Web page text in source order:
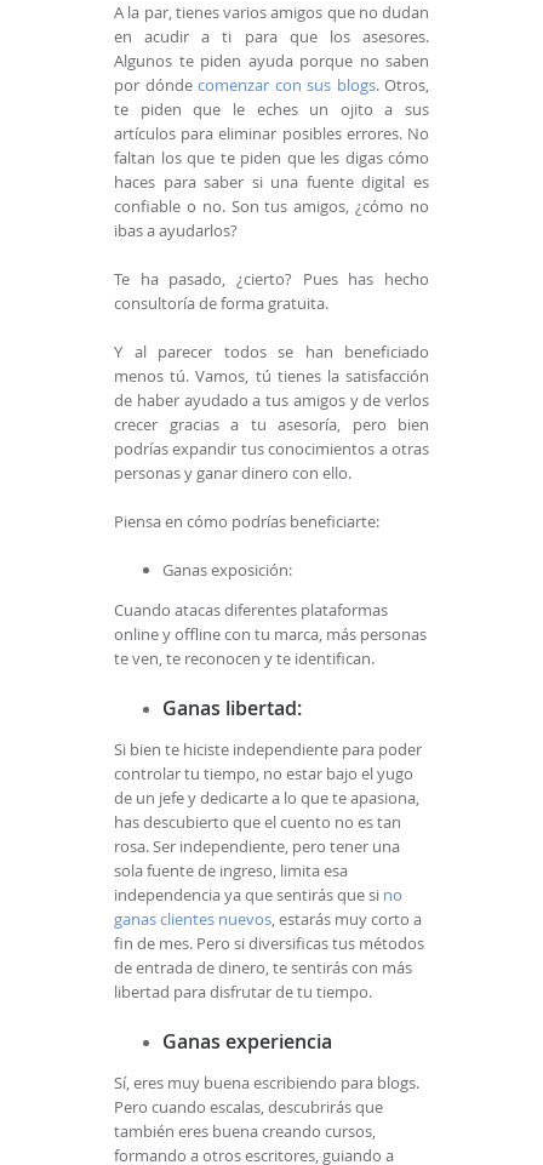
A la par, tienes varios amigos que no dudan
en acudir a ti para que los asesores.
Algunos te piden ayuda porque no saben
por dónde comenzar con sus blogs. Otros,
te piden que le eches un ojito a sus
artículos para eliminar posibles errores. No
faltan los que te piden que les digas cómo
haces para saber si una fuente digital es
confiable o no. Son tus amigos, ¿cómo no
ibas a ayudarlos?
Te ha pasado, ¿cierto? Pues has hecho
consultoría de forma gratuita.
Y al parecer todos se han beneficiado
menos tú. Vamos, tú tienes la satisfacción
de haber ayudado a tus amigos y de verlos
crecer gracias a tu asesoría, pero bien
podrías expandir tus conocimientos a otras
personas y ganar dinero con ello.
Piensa en cómo podrías beneficiarte:
Ganas exposición:
Cuando atacas diferentes plataformas
online y offline con tu marca, más personas
te ven, te reconocen y te identifican.
Ganas libertad:
Si bien te hiciste independiente para poder
controlar tu tiempo, no estar bajo el yugo
de un jefe y dedicarte a lo que te apasiona,
has descubierto que el cuento no es tan
rosa. Ser independiente, pero tener una
sola fuente de ingreso, limita esa
independencia ya que sentirás que si no
ganas clientes nuevos, estarás muy corto a
fin de mes. Pero si diversificas tus métodos
de entrada de dinero, te sentirás con más
libertad para disfrutar de tu tiempo.
Ganas experiencia
Sí, eres muy buena escribiendo para blogs.
Pero cuando escalas, descubrirás que
también eres buena creando cursos,
formando a otros escritores, guiando a